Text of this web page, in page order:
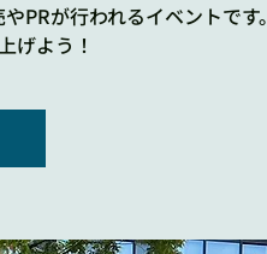
PRが行われるイベントです。
げよう！